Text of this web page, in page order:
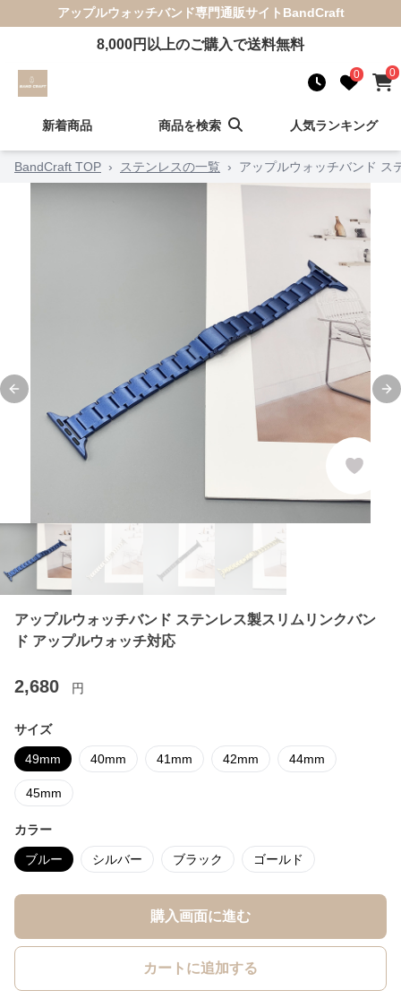
アップルウォッチバンド専門通販サイト BandCraft
8,000円以上のご購入で送料無料
0 0
新着商品 商品を検索 人気ランキング
BandCraft TOP › ステンレスの一覧 › アップルウォッチバンド ス
Previous slide
アップルウォッチバンド ステンレス製スリムリンクバン
ド アップルウォッチ対応
2,680 円
サイズ
49mm 40mm 41mm 42mm 44mm
45mm
カラー
ブルー シルバー ブラック ゴールド
購入画面に進む
カートに追加する